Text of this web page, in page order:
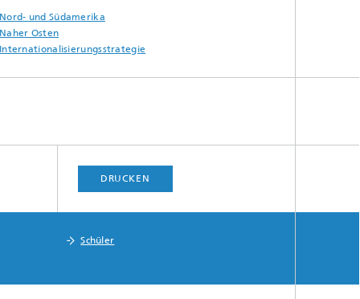
Nord- und Südamerika
Naher Osten
Internationalisierungsstrategie
DRUCKEN
Schüler